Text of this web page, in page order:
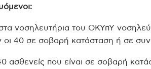
νοσηλευτήρια του ΟΚΥπΥ
οι 40 σε σοβαρή κατάσταση ή σε
ασθενείς που είναι σε σοβαρή